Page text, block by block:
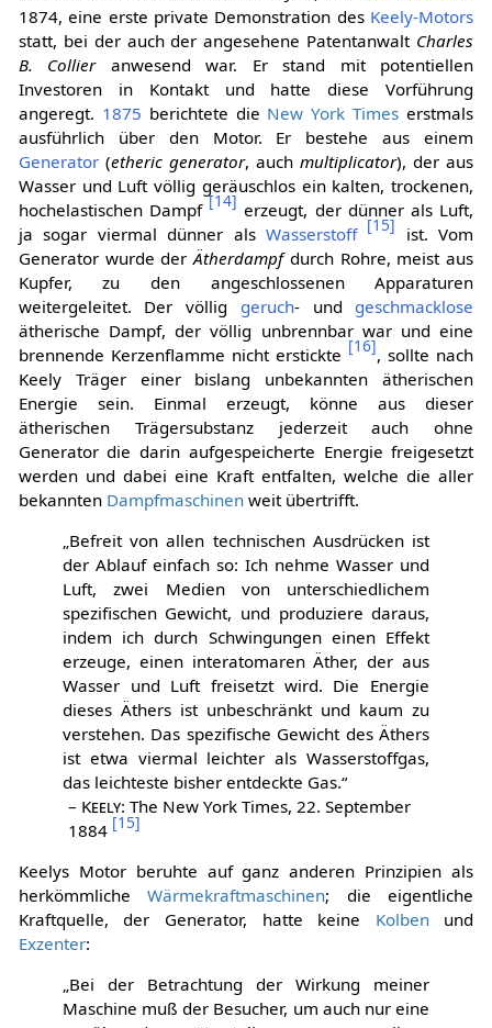
1874, eine erste private Demonstration des Keely-Motors
statt, bei der auch der angesehene Patentanwalt Charles
B. Collieranwesend war. Er stand mit potentiellen
Investoren in Kontakt und hatte diese Vorführung
angeregt. 1875 berichtete die New York Times erstmals
ausführlich über den Motor. Er bestehe aus einem
Generator(etheric generator, auchmultiplicator), der aus
Wasser und Luft völlig geräuschlos ein kalten, trockenen,
hochelastischen Dampf [14] erzeugt, der dünner als Luft,
ja sogar viermal dünner als Wasserstoff [15] ist. Vom
Generator wurde derÄtherdampfdurch Rohre, meist aus
Kupfer, zu den angeschlossenen Apparaturen
weitergeleitet. Der völlig geruch- und geschmacklose
ätherische Dampf, der völlig unbrennbar war und eine
brennende Kerzenflamme nicht erstickte [16], sollte nach
Keely Träger einer bislang unbekannten ätherischen
Energie sein. Einmal erzeugt, könne aus dieser
ätherischen Trägersubstanz jederzeit auch ohne
Generator die darin aufgespeicherte Energie freigesetzt
werden und dabei eine Kraft entfalten, welche die aller
bekannten Dampfmaschinenweit übertrifft.
„Befreit von allen technischen Ausdrücken ist
der Ablauf einfach so: Ich nehme Wasser und
Luft, zwei Medien von unterschiedlichem
spezifischen Gewicht, und produziere daraus,
indem ich durch Schwingungen einen Effekt
erzeuge, einen interatomaren Äther, der aus
Wasser und Luft freisetzt wird. Die Energie
dieses Äthers ist unbeschränkt und kaum zu
verstehen. Das spezifische Gewicht des Äthers
ist etwa viermal leichter als Wasserstoffgas,
das leichteste bisher entdeckte Gas.“
– Keely: The New York Times, 22. September
1884 [15]
Keelys Motor beruhte auf ganz anderen Prinzipien als
herkömmlicheWärmekraftmaschinen; die eigentliche
Kraftquelle, der Generator, hatte keine Kolbenund
Exzenter:
„Bei der Betrachtung der Wirkung meiner
Maschine muß der Besucher, um auch nur eine